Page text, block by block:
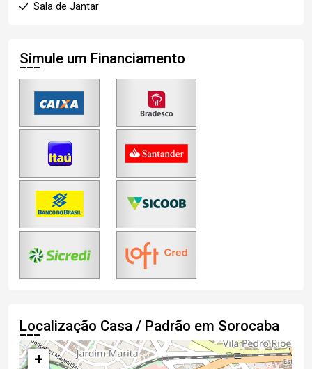
Sala de Jantar
Simule um Financiamento
Localização Casa / Padrão em Sorocaba
+